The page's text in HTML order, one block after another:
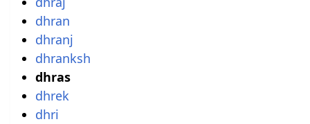
dhran
dhranj
dhranksh
dhras
dhrek
dhri